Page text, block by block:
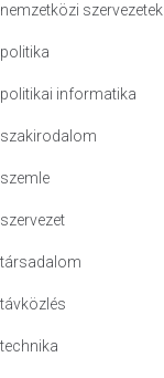
nemzetközi szervezetek
politika
politikai informatika
szakirodalom
szemle
szervezet
társadalom
távközlés
technika